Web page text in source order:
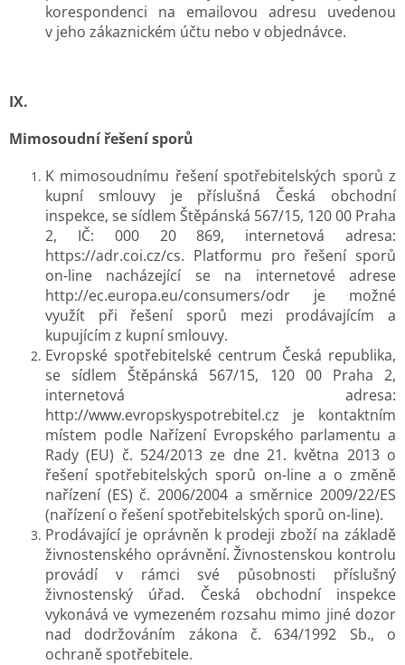
korespondenci na emailovou adresu uvedenou
v jeho zákaznickém účtu nebo v objednávce.
IX.
Mimosoudní řešení sporů
K mimosoudnímu řešení spotřebitelských sporů z
kupní smlouvy je příslušná Česká obchodní
inspekce, se sídlem Štěpánská 567/15, 120 00 Praha
2, IČ: 000 20 869, internetová adresa:
https://adr.coi.cz/cs. Platformu pro řešení sporů
on-line nacházející se na internetové adrese
http://ec.europa.eu/consumers/odr je možné
využít při řešení sporů mezi prodávajícím a
kupujícím z kupní smlouvy.
Evropské spotřebitelské centrum Česká republika,
se sídlem Štěpánská 567/15, 120 00 Praha 2,
internetová adresa:
http://www.evropskyspotrebitel.cz je kontaktním
místem podle Nařízení Evropského parlamentu a
Rady (EU) č. 524/2013 ze dne 21. května 2013 o
řešení spotřebitelských sporů on-line a o změně
nařízení (ES) č. 2006/2004 a směrnice 2009/22/ES
(nařízení o řešení spotřebitelských sporů on-line).
Prodávající je oprávněn k prodeji zboží na základě
živnostenského oprávnění. Živnostenskou kontrolu
provádí v rámci své působnosti příslušný
živnostenský úřad. Česká obchodní inspekce
vykonává ve vymezeném rozsahu mimo jiné dozor
nad dodržováním zákona č. 634/1992 Sb., o
ochraně spotřebitele.